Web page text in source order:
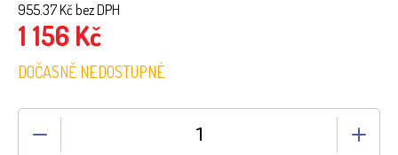
955.37Kč bez DPH
1 156 Kč
DOČASNĚ NEDOSTUPNÉ